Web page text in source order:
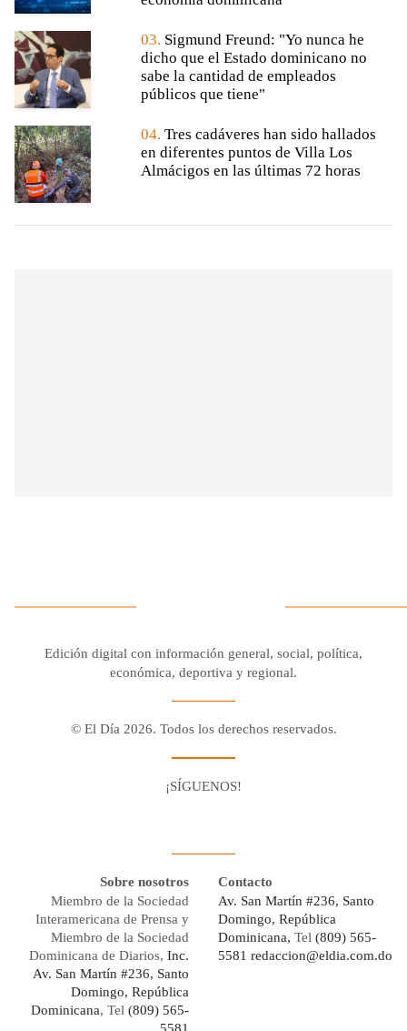
03. Sigmund Freund: "Yo nunca he
dicho que el Estado dominicano no
sabe la cantidad de empleados
públicos que tiene"
04. Tres cadáveres han sido hallados
en diferentes puntos de Villa Los
Almácigos en las últimas 72 horas
Edición digital con información general, social, política,
económica, deportiva y regional.
© El Día 2026. Todos los derechos reservados.
¡SÍGUENOS!
Sobre nosotros
Miembro de la Sociedad
Interamericana de Prensa y
Miembro de la Sociedad
Dominicana de Diarios, Inc.
Av. San Martín #236, Santo
Domingo, República
Dominicana, Tel (809) 565-
Contacto
Av. San Martín #236, Santo
Domingo, República
Dominicana, Tel (809) 565-
5581 redaccion@eldia.com.do